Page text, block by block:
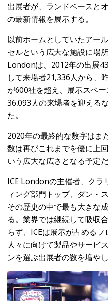
出展者が、ランドベースと
の最新情報を展示する。
以前ホームとしていたアー
セルという広大な施設に場
Londonは、2012年の出展
して来場者21,336人から、
が600社を超え、展示スペー
36,093人の来場者を迎える
た。
2020年の最終的な数字はま
数は再びこれまでを優に上
いう広大な広さとなる予定だ
ICE Londonの主催者、クラ
ィング部門トップ、ダン・
その歴史の中で最も大きな
る。業界では継続して吸収
らず、ICEは展示が占める
人々に向けて製品やサービ
ンを選ぶ出展者の数を増やし